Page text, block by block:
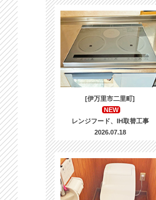
[伊万里市二里町]
NEW
レンジフード、IH取替工事
2026.07.18